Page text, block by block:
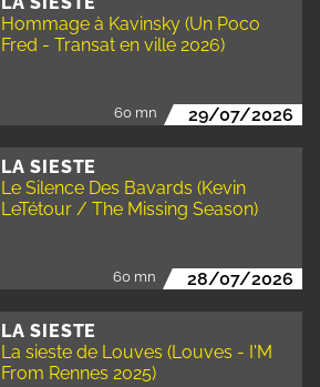
Hommage à Kavinsky (Un Poco
Fred - Transat en ville 2026)
60 mn 29/07/2026
LA SIESTE
Le Silence Des Bavards (Kevin
LeTétour / The Missing Season)
60 mn 28/07/2026
LA SIESTE
La sieste de Louves (Louves - I'M
From Rennes 2025)